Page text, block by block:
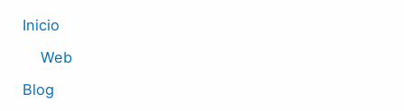
Inicio
Web
Blog